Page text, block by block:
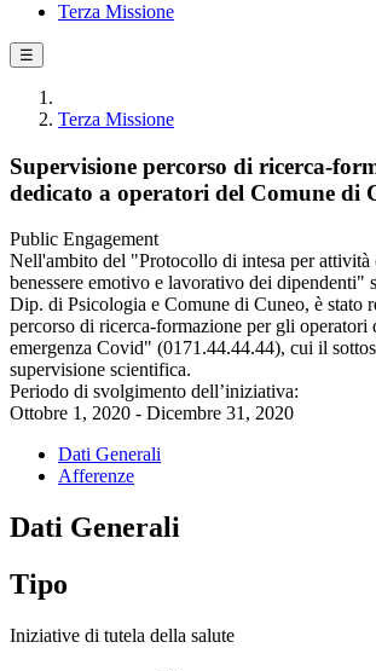
Terza Missione
☰
Terza Missione
Supervisione percorso di ricerca-
dedicato a operatori del Comune di
Public Engagement
Nell'ambito del "Protocollo di intesa per attività
benessere emotivo e lavorativo dei dipendenti"
Dip. di Psicologia e Comune di Cuneo, è stato
percorso di ricerca-formazione per gli
emergenza Covid" (0171.44.44.44), cui il
supervisione scientifica.
Periodo di svolgimento dell’iniziativa:
Ottobre 1, 2020 - Dicembre 31, 2020
Dati Generali
Afferenze
Dati Generali
Tipo
Iniziative di tutela della salute